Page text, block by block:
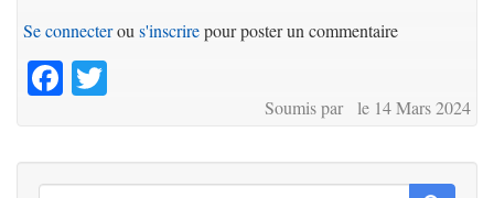
Se connecterou s'inscrirepour poster un commentaire
Facebook
Soumis par le 14 Mars 2024